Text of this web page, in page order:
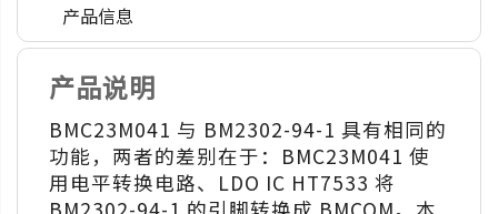
产品信息
产品说明
BMC23M041 与 BM2302-94-1 具有相同的
功能，两者的差别在于：BMC23M041 使
用电平转换电路、LDO IC HT7533 将